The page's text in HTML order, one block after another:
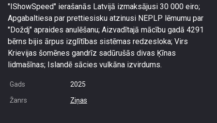
"IShowSpeed" ierašanās Latvijā izmaksājusi 30 000 eiro;
Apgabaltiesa par prettiesisku atzinusi NEPLP lēmumu par
"Doždj" apraides anulēšanu; Aizvadītajā mācību gadā 4291
bērns bijis ārpus izglītības sistēmas redzesloka; Virs
Krievijas šomēnes gandrīz sadūrušās divas Ķīnas
lidmašīnas; Islandē sācies vulkāna izvirdums.
Gads 2025
Žanrs Ziņas